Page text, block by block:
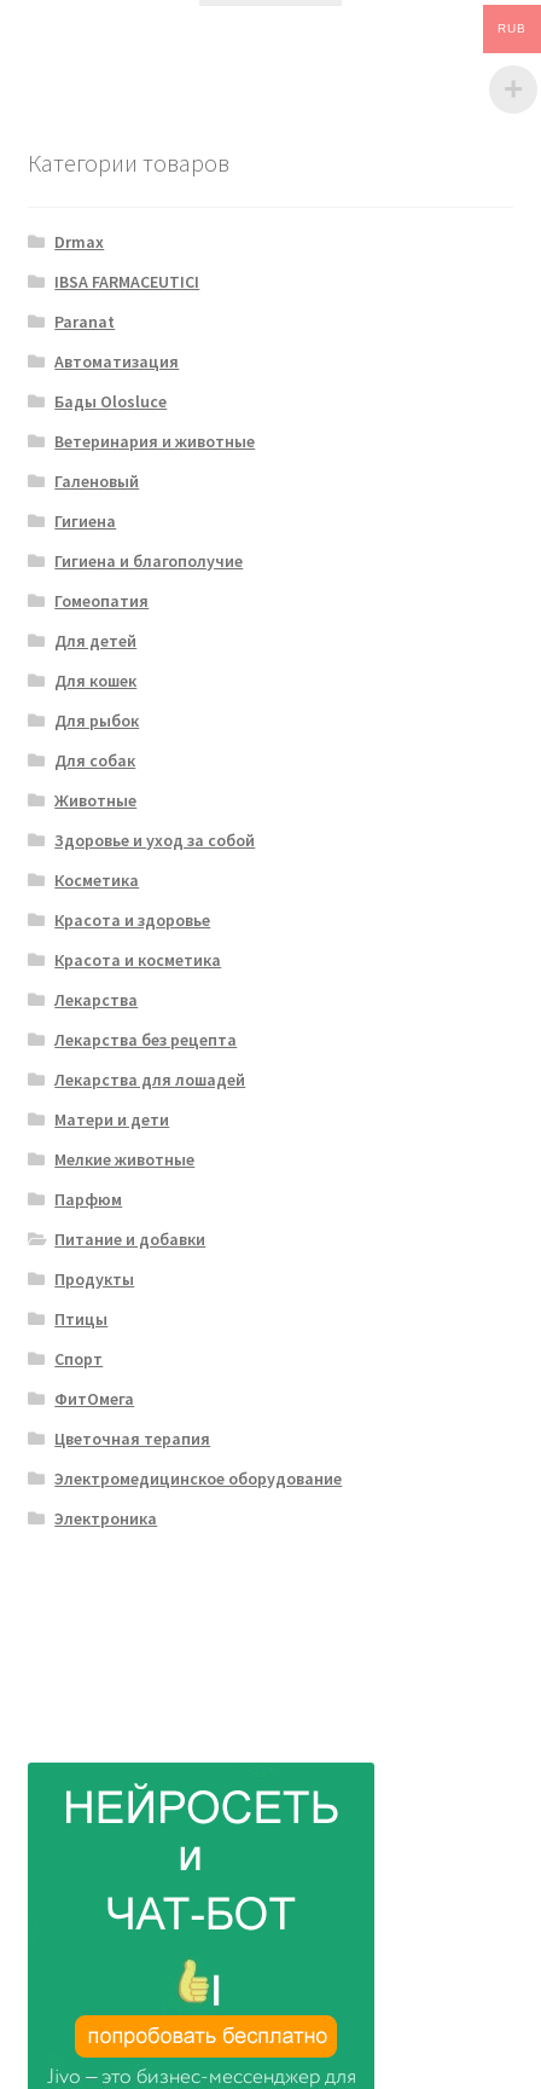
Категории товаров
Drmax
IBSA FARMACEUTICI
Paranat
Автоматизация
Бады Olosluce
Ветеринария и животные
Галеновый
Гигиена
Гигиена и благополучие
Гомеопатия
Для детей
Для кошек
Для рыбок
Для собак
Животные
Здоровье и уход за собой
Косметика
Красота и здоровье
Красота и косметика
Лекарства
Лекарства без рецепта
Лекарства для лошадей
Матери и дети
Мелкие животные
Парфюм
Питание и добавки
Продукты
Птицы
Спорт
ФитОмега
Цветочная терапия
Электромедицинское оборудование
Электроника
RUB